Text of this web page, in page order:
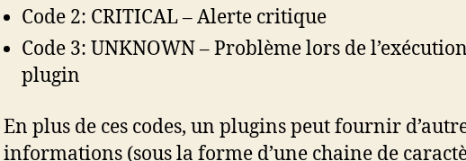
Code 2: CRITICAL – Alerte critique
Code 3: UNKNOWN – Problème lors de
plugin
En plus de ces codes, un plugins peut fournir
informations (sous la forme d’une chaine de